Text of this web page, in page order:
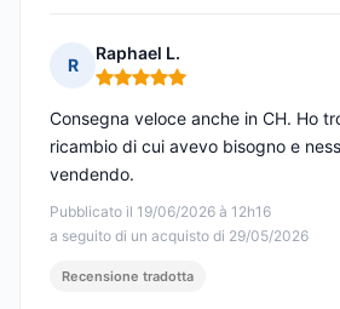
R
Raphael L.
Nota: 5 su 5
Pubblicato il 19/06/2026 à 12h16
a seguito di un acquisto di 29/05/2026
Consegna veloce anche in CH. Ho
ricambio di cui avevo bisogno e
vendendo.
Recensione tradotta